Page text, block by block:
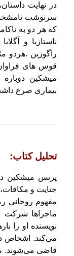
در نهایت
سرنوشت
که هر دو به
ناستازیا و
راگوژین .هردو
قوس های
میشکین
بیماری صرع
تحلیل کتاب:
پرنس میشکین
جنایت و
مفهوم روحانی
ماجراها شرکت
نویسنده او را
می‌کند. اشخاص
قاضی می‌شوند.